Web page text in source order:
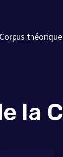
Corpus théorique
la